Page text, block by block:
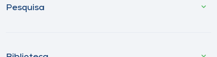
Pesquisa